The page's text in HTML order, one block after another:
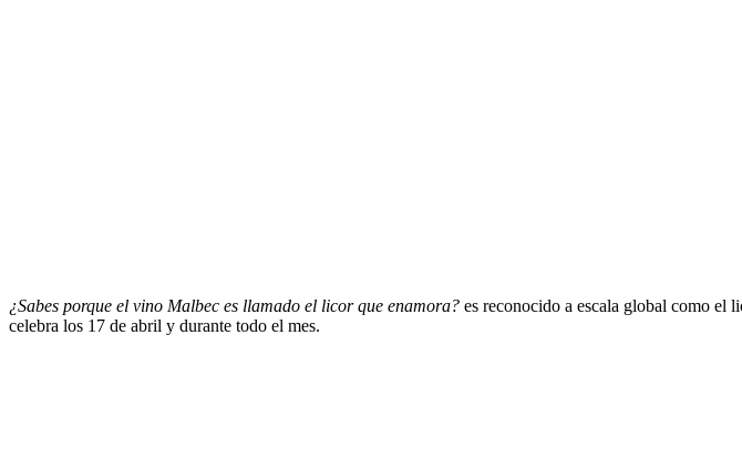
¿Sabes porque el vino Malbec es llamado el licor que enamora? es reconocido a escala global como el
celebra los 17 de abril y durante todo el mes.